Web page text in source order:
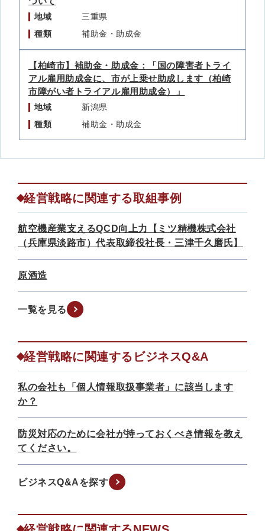
地域
三重県
種類
補助金・助成金
【柏崎市】補助金・助成金：「国の障害者トライ
アル雇用助成金に、市が上乗せ助成します（柏崎
市障がい者トライアル雇用助成金）」
地域
新潟県
種類
補助金・助成金
経営戦略に関連する取組事例
航空機産業支えるQCD向上力【ミツ精機株式会社
（兵庫県淡路市）代表取締役社長・三津千久磨氏】
原酒造
一覧を見る
経営戦略に関連するビジネスQ&A
私の会社も「個人情報取扱事業者」に該当します
か？
防災対応のために会社が持っておくべき情報を教え
てください。
ビジネスQ&Aを探す